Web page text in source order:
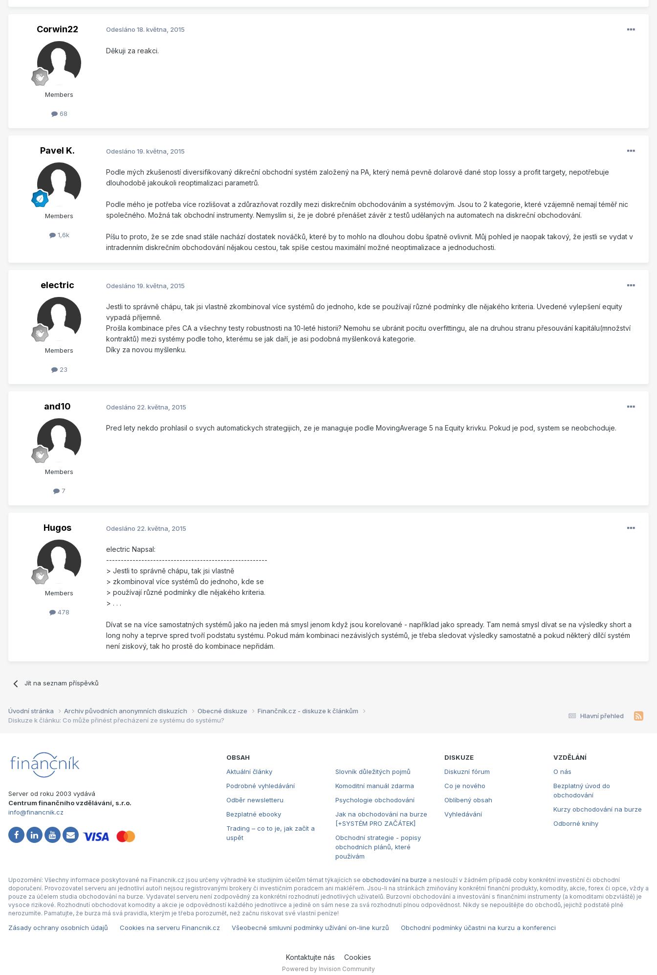
Corwin22
Members
68
Odesláno 18. května, 2015
Děkuji za reakci.
Pavel K.
Members
1,6k
Odesláno 19. května, 2015
Podle mých zkušeností diversifikovaný dikreční obchodní systém založený na PA, který nemá pevně dolarově dané stop lossy a profit targety, nepotřebuje
dlouhodobě jakoukoli reoptimalizaci parametrů.
Podle mého je potřeba více rozlišovat a zdůrazňovat rozdíly mezi diskrečním obchodováním a systémovým. Jsou to 2 kategorie, které vzájemně nemají téměř nic
společného. Možná tak obchodní instrumenty. Nemyslím si, že je dobré přenášet závěr z testů udělaných na automatech na diskreční obchodování.
Píšu to proto, že se zde snad stále nachází dostatek nováčků, které by to mohlo na dlouhou dobu špatně ovlivnit. Můj pohled je naopak takový, že jestli se vydat v
intradenním diskrečním obchodování nějakou cestou, tak spíše cestou maximální možné neoptimalizace a jednoduchosti.
electric
Members
23
Odesláno 19. května, 2015
Jestli to správně chápu, tak jsi vlastně zkombinoval více systémů do jednoho, kde se používají různé podmínky dle nějakého kriteria. Uvedené vylepšení equity
vypadá příjemně.
Prošla kombinace přes CA a všechny testy robustnosti na 10-leté historii? Nemohu se ubránit pocitu overfittingu, ale na druhou stranu přesouvání kapitálu(množství
kontraktů) mezi systémy podle toho, kterému se jak daří, je asi podobná myšlenková kategorie.
Díky za novou myšlenku.
and10
Members
7
Odesláno 22. května, 2015
Pred lety nekdo prohlasil o svych automatickych strategijich, ze je managuje podle MovingAverage 5 na Equity krivku. Pokud je pod, system se neobchoduje.
Hugos
Members
478
Odesláno 22. května, 2015
electric Napsal:
-------------------------------------------------------
> Jestli to správně chápu, tak jsi vlastně
> zkombinoval více systémů do jednoho, kde se
> používají různé podmínky dle nějakého kriteria.
> . . .
Dívat se na více samostatných systémů jako na jeden má smysl jenom když jsou korelované - například jako spready. Tam nemá smysl dívat se na výsledky short a
long nohy a teprve spred tvoří podstatu systému. Pokud mám kombinaci nezávislých systémů, je třeba sledovat výsledky samostatně a pokud některý dílčí systém
není ziskový, tak ho prostě do kombinace nepřidám.
Jít na seznam příspěvků
Hlavní přehled
Úvodní stránka Archiv původních anonymních diskuzích Obecné diskuze
Finančník.cz - diskuze k článkům
Diskuze k článku: Co může přinést přecházení ze systému do systému?
Server od roku 2003 vydává
Centrum finančního vzdělávání, s.r.o.
info@financnik.cz
OBSAH
Aktuální články
Podrobné vyhledávání
Odběr newsletteru
Bezplatné ebooky
Trading – co to je, jak začít a
uspět
Slovník důležitých pojmů
Komoditní manuál zdarma
Psychologie obchodování
Jak na obchodování na burze
[+SYSTÉM PRO ZAČÁTEK]
Obchodní strategie - popisy
obchodních plánů, které
používám
DISKUZE
Diskuzní fórum
Co je nového
Oblíbený obsah
Vyhledávání
VZDĚLÁNÍ
O nás
Bezplatný úvod do
obchodování
Kurzy obchodování na burze
Odborné knihy
Upozornění: Všechny informace poskytované na Financnik.cz jsou určeny výhradně ke studijním účelům témat týkajících se obchodování na burze a neslouží v žádném případě coby konkrétní investiční či obchodní
doporučení. Provozovatel serveru ani jednotliví autoři nejsou registrovanými brokery či investičním poradcem ani makléřem. Jsou-li na stránkách zmiňovány konkrétní finanční produkty, komodity, akcie, forex či opce, vždy a
pouze za účelem studia obchodování na burze. Vydavatel serveru není zodpovědný za konkrétní rozhodnutí jednotlivých uživatelů. Burzovní obchodování a investování s finančními instrumenty (a komoditami obzvláště) je
vysoce rizikové. Rozhodnutí obchodovat komodity a akcie je odpovědností každého jednotlivce a jedině on sám nese za svá rozhodnutí plnou odpovědnost. Nikdy se nepouštějte do obchodů, jejichž podstatě plně
nerozumíte. Pamatujte, že burza má svá pravidla, kterým je třeba porozumět, než začnu riskovat své vlastní peníze!
Zásady ochrany osobních údajů Cookies na serveru Financnik.cz Všeobecné smluvní podmínky užívání on-line kurzů Obchodní podmínky účastni na kurzu a konferenci
Kontaktujte nás Cookies
Powered by Invision Community